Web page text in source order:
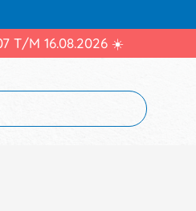
T/M 16.08.2026 ☀️